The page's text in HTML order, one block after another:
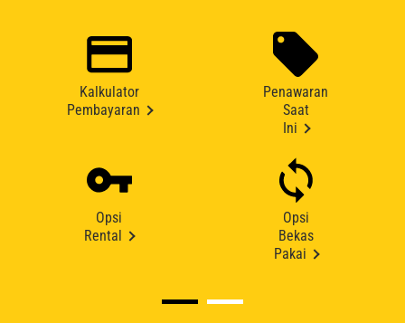
Kalkulator
Pembayaran
Penawaran
Saat
Ini
Opsi
Rental
Opsi
Bekas
Pakai